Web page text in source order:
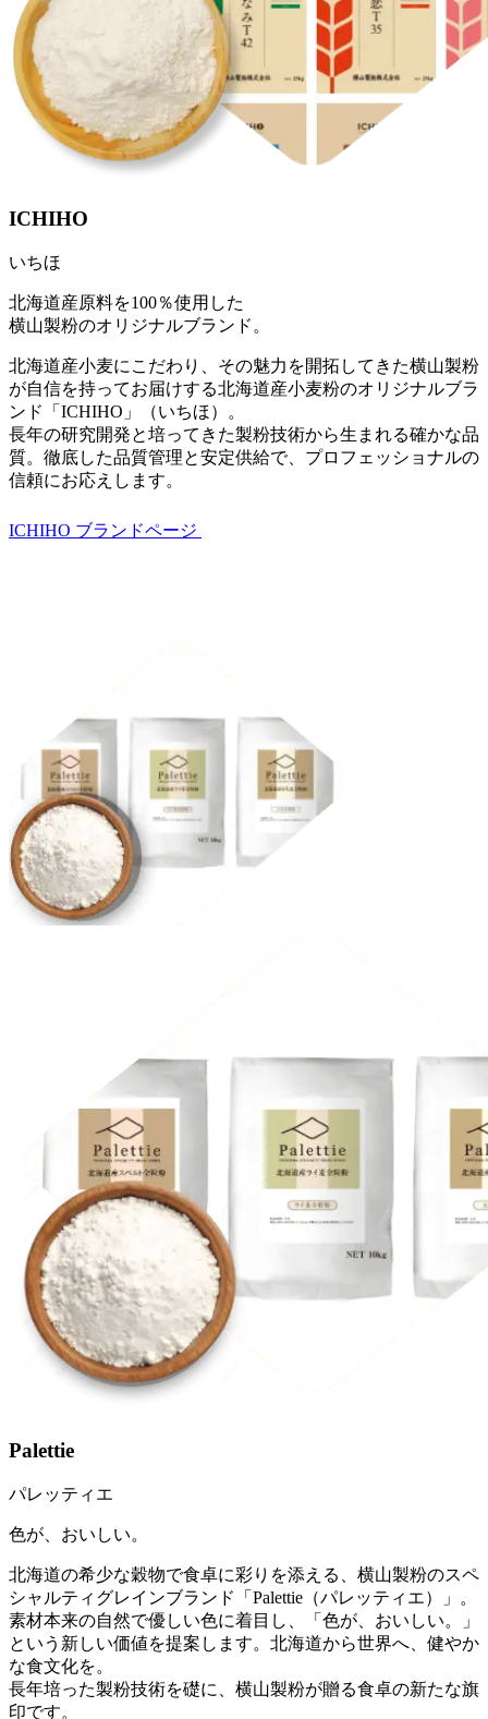
ICHIHO
いちほ
北海道産原料を100％使用した
横山製粉のオリジナルブランド。
北海道産小麦にこだわり、その魅力を開拓してきた横山製粉
が自信を持ってお届けする北海道産小麦粉のオリジナルブラ
ンド「ICHIHO」（いちほ）。
長年の研究開発と培ってきた製粉技術から生まれる確かな品
質。徹底した品質管理と安定供給で、プロフェッショナルの
信頼にお応えします。
ICHIHO ブランドページ
Palettie
パレッティエ
色が、おいしい。
北海道の希少な穀物で食卓に彩りを添える、横山製粉のスペ
シャルティグレインブランド「Palettie（パレッティエ）」。
素材本来の自然で優しい色に着目し、「色が、おいしい。」
という新しい価値を提案します。北海道から世界へ、健やか
な食文化を。
長年培った製粉技術を礎に、横山製粉が贈る食卓の新たな旗
印です。